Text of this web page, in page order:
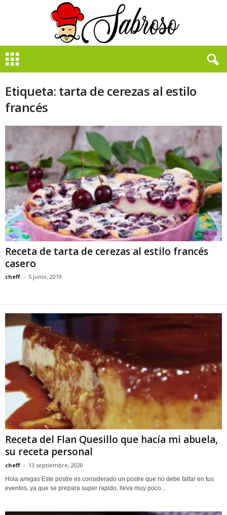
e
Etiqueta: tarta de cerezas al estilo
francés
Receta de tarta de cerezas al estilo francés
casero
cheff - 5 junio, 2019
Receta del Flan Quesillo que hacía mi abuela,
su receta personal
cheff - 13 septiembre, 2020
Hola amigas Este postre es considerado un postre que no debe faltar en tus
eventos, ya que se prepara super rapido, lleva muy poco...